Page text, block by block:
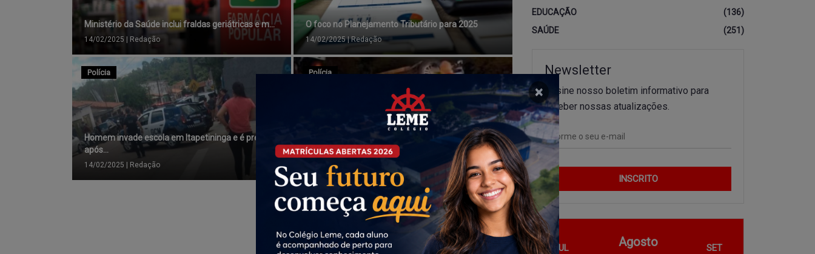
Ministério da Saúde inclui fraldas geriátricas e m...
14/02/2025 Redação
O foco no Planejamento Tributário para 2025
14/02/2025 | Redação
Polícia
Homem invade escola em Itapetininga e é preso
após...
14/02/2025 Redação
Polícia
Carro da Secretaria da Saúde de Piraju que levava
...
14/02/2025
EDUCAÇÃO
(136)
SAÚDE
(251)
Newsletter
Assine nosso boletim informativo para
receber nossas atualizações.
INSCRITO
JUL Agosto SET
×